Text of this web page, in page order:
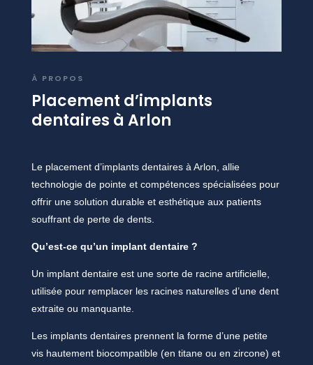
À PROPOS
Placement d’implants
dentaires à Arlon
Le placement d’implants dentaires à Arlon, allie
technologie de pointe et compétences spécialisées pour
offrir une solution durable et esthétique aux patients
souffrant de perte de dents.
Qu’est-ce qu’un implant dentaire ?
Un implant dentaire est une sorte de racine artificielle,
utilisée pour remplacer les racines naturelles d’une dent
extraite ou manquante.
Les implants dentaires prennent la forme d’une petite
vis hautement biocompatible (en titane ou en zircone) et